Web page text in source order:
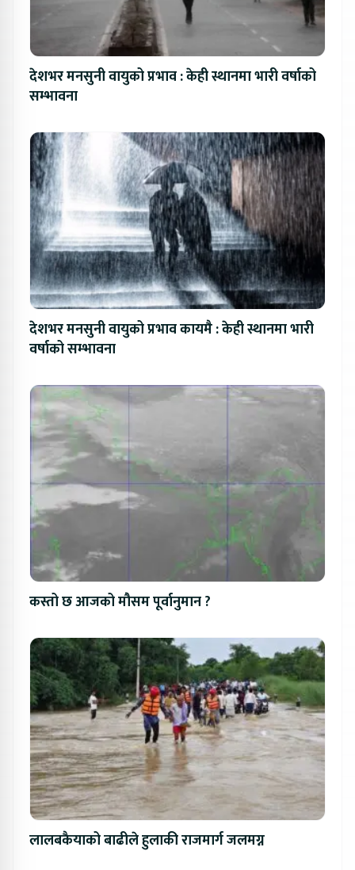
देशभर मनसुनी वायुको प्रभाव : केही स्थानमा भारी वर्षाको
सम्भावना
देशभर मनसुनी वायुको प्रभाव कायमै : केही स्थानमा भारी
वर्षाको सम्भावना
कस्तो छ आजको मौसम पूर्वानुमान ?
लालबकैयाको बाढीले हुलाकी राजमार्ग जलमग्न